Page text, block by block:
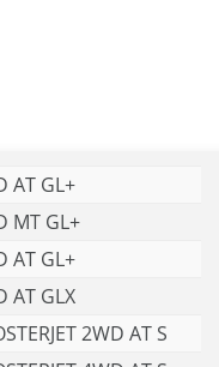
AT GL+
MT GL+
AT GL+
AT GLX
2WD AT S